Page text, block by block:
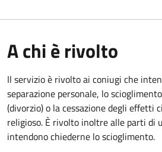
A chi è rivolto
Il servizio è rivolto ai coniugi che
separazione personale, lo
(divorzio) o la cessazione degli effetti
religioso. È rivolto inoltre alle parti di
intendono chiederne lo scioglimento.